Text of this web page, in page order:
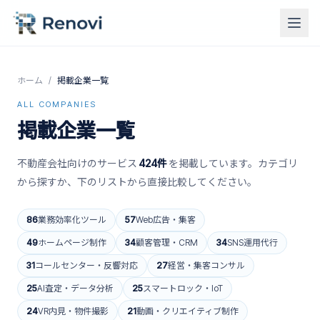
ホーム / 掲載企業一覧
ALL COMPANIES
掲載企業一覧
不動産会社向けのサービス 424件を掲載しています。カテゴリ
から探すか、下のリストから直接比較してください。
86業務効率化ツール 57Web広告・集客
49ホームページ制作 34顧客管理・CRM 34SNS運用代行
31コールセンター・反響対応 27経営・集客コンサル
25AI査定・データ分析 25スマートロック・IoT
24VR内見・物件撮影 21動画・クリエイティブ制作